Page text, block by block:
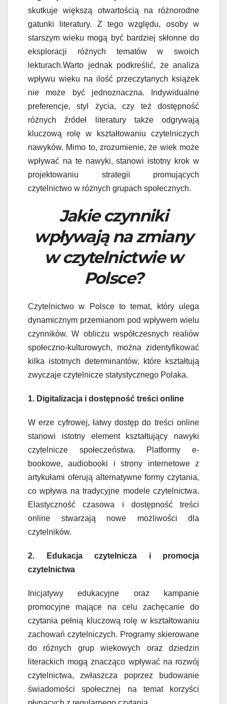
skutkuje większą otwartością na różnorodne
gatunki literatury. Z tego względu, osoby w
starszym wieku mogą być bardziej skłonne do
eksploracji różnych tematów w swoich
lekturach.Warto jednak podkreślić, że analiza
wpływu wieku na ilość przeczytanych książek
nie może być jednoznaczna. Indywidualne
preferencje, styl życia, czy też dostępność
różnych źródeł literatury także odgrywają
kluczową rolę w kształtowaniu czytelniczych
nawyków. Mimo to, zrozumienie, że wiek może
wpływać na te nawyki, stanowi istotny krok w
projektowaniu strategii promujących
czytelnictwo w różnych grupach społecznych.
Jakie czynniki
wpływają na zmiany
w czytelnictwie w
Polsce?
Czytelnictwo w Polsce to temat, który ulega
dynamicznym przemianom pod wpływem wielu
czynników. W obliczu współczesnych realiów
społeczno-kulturowych, można zidentyfikować
kilka istotnych determinantów, które kształtują
zwyczaje czytelnicze statystycznego Polaka.
1. Digitalizacja i dostępność treści online
W erze cyfrowej, łatwy dostęp do treści online
stanowi istotny element kształtujący nawyki
czytelnicze społeczeństwa. Platformy e-
bookowe, audiobooki i strony internetowe z
artykułami oferują alternatywne formy czytania,
co wpływa na tradycyjne modele czytelnictwa.
Elastyczność czasowa i dostępność treści
online stwarzają nowe możliwości dla
czytelników.
2. Edukacja czytelnicza i promocja
czytelnictwa
Inicjatywy edukacyjne oraz kampanie
promocyjne mające na celu zachęcanie do
czytania pełnią kluczową rolę w kształtowaniu
zachowań czytelniczych. Programy skierowane
do różnych grup wiekowych oraz dziedzin
literackich mogą znacząco wpływać na rozwój
czytelnictwa, zwłaszcza poprzez budowanie
świadomości społecznej na temat korzyści